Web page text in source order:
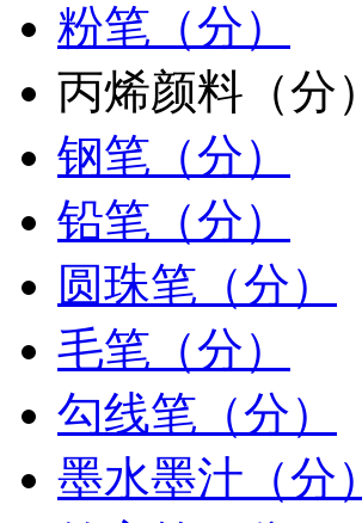
粉笔（分）
丙烯颜料（分）
钢笔（分）
铅笔（分）
圆珠笔（分）
毛笔（分）
勾线笔（分）
墨水墨汁（分）